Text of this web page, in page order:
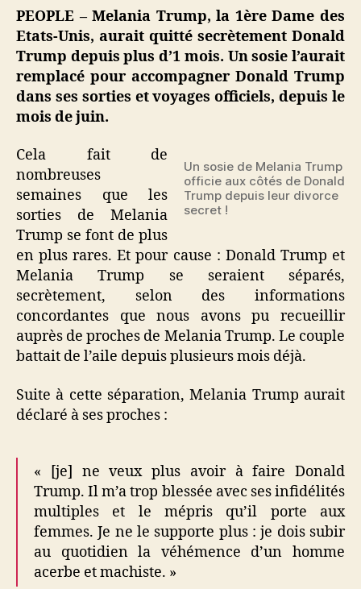
:
sosie
la
remplace
depuis
suite
à
son
!
PEOPLE – Melania Trump, la 1ère Dame des
Etats-Unis, aurait quitté secrètement Donald
Trump depuis plus d’1 mois. Un sosie l’aurait
remplacé pour accompagner Donald Trump
dans ses sorties et voyages officiels, depuis le
mois de juin.
Un sosie de Melania Trump
officie aux côtés de Donald
Trump depuis leur divorce
secret !
Cela fait de
nombreuses
semaines que les
sorties de Melania
Trump se font de plus
en plus rares. Et pour cause : Donald Trump et
Melania Trump se seraient séparés,
secrètement, selon des informations
concordantes que nous avons pu recueillir
auprès de proches de Melania Trump. Le couple
battait de l’aile depuis plusieurs mois déjà.
Suite à cette séparation, Melania Trump aurait
déclaré à ses proches :
« [je] ne veux plus avoir à faire Donald
Trump. Il m’a trop blessée avec ses infidélités
multiples et le mépris qu’il porte aux
femmes. Je ne le supporte plus : je dois subir
au quotidien la véhémence d’un homme
acerbe et machiste. »